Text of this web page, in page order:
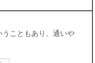
クボクシングだけで
も選べるのでとても
こともあり、通いや